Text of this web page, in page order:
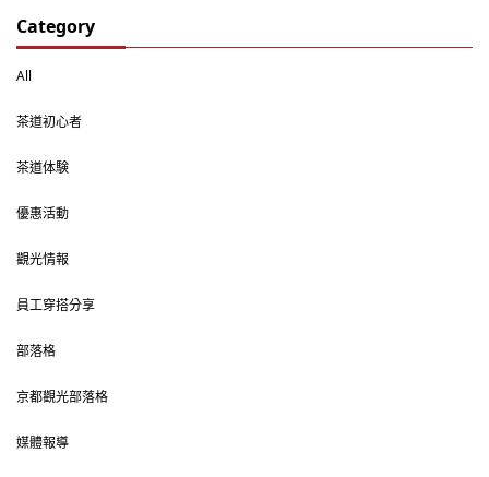
Category
All
茶道初心者
茶道体験
優惠活動
觀光情報
員工穿搭分享
部落格
京都觀光部落格
媒體報導